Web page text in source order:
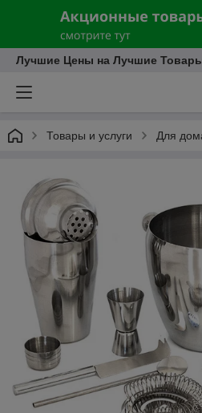
Лучшие Цены на Лучшие
Товары и услуги Для